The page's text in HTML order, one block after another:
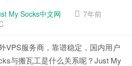
My Socks中文网
7年前
VPS服务商，靠谱稳定，国内用户
与搬瓦工是什么关系呢？Just My